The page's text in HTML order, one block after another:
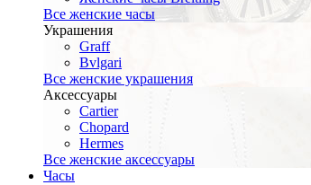
Все женские часы
Украшения
Graff
Bvlgari
Все женские украшения
Аксессуары
Cartier
Chopard
Hermes
Все женские аксессуары
Часы